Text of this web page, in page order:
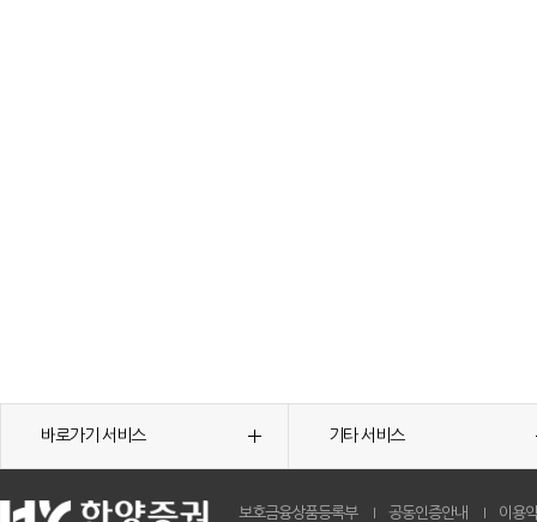
바로가기 서비스 기타 서비스
보호금융상품등록부 공동인증안내 이용